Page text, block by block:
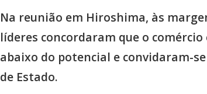
Na reunião em Hiroshima, às
líderes concordaram que o
abaixo do potencial e convidaram-
de Estado.